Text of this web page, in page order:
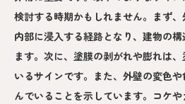
検討する時期かもしれません。まず
内部に浸入する経路となり、建物の
ます。次に、塗膜の剥がれや膨れは
いるサインです。また、外壁の変色
んでいることを示しています。コケ